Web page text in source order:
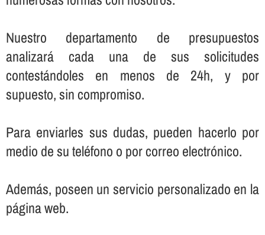
Nuestro departamento de presupuestos
analizará cada una de sus solicitudes
contestándoles en menos de 24h, y por
supuesto, sin compromiso.
Para enviarles sus dudas, pueden hacerlo por
medio de su teléfono o por correo electrónico.
Además, poseen un servicio personalizado en la
página web.